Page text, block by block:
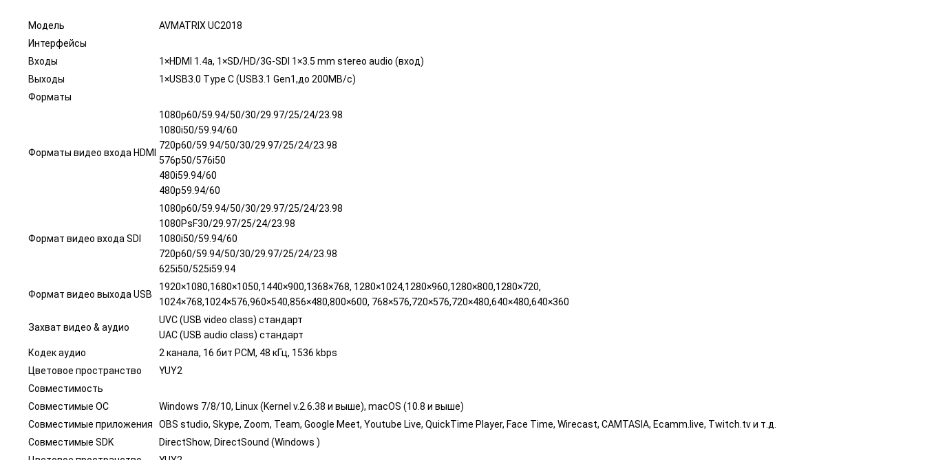
Модель
AVMATRIX UC2018
Интерфейсы
Входы
1×HDMI 1.4a, 1×SD/HD/3G-SDI 1×3.5 mm stereo audio (вход)
Выходы
1×USB3.0 Type C (USB3.1 Gen1,до 200MB/с)
Форматы
Форматы видео входа HDMI
1080p60/59.94/50/30/29.97/25/24/23.98
1080i50/59.94/60
720p60/59.94/50/30/29.97/25/24/23.98
576p50/576i50
480i59.94/60
480p59.94/60
Формат видео входа SDI
1080p60/59.94/50/30/29.97/25/24/23.98
1080PsF30/29.97/25/24/23.98
1080i50/59.94/60
720p60/59.94/50/30/29.97/25/24/23.98
625i50/525i59.94
Формат видео выхода USB
1920×1080,1680×1050,1440×900,1368×768, 1280×1024,1280×960,1280×800,1280×720,
1024×768,1024×576,960×540,856×480,800×600, 768×576,720×576,720×480,640×480,640×360
Захват видео & аудио
UVC (USB video class) стандарт
UAC (USB audio class) стандарт
Кодек аудио
2 канала, 16 бит PCM, 48 кГц, 1536 kbps
Цветовое пространство
YUY2
Совместимость
Совместимые ОС
Windows 7/8/10, Linux (Kernel v.2.6.38 и выше), macOS (10.8 и выше)
Совместимые приложения
OBS studio, Skype, Zoom, Team, Google Meet, Youtube Live, QuickTime Player, Face Time, Wirecast, CAMTASIA, Ecamm.live, Twitch.tv и т.д.
Совместимые SDK
DirectShow, DirectSound (Windows )